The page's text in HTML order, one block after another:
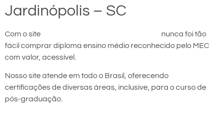
Jardinópolis – SC
Com o site
nunca foi tão
fácil comprar diploma ensino médio reconhecido pelo MEC
com valor, acessível.
Nosso site atende em todo o Brasil, oferecendo
certificações de diversas áreas, inclusive, para o curso de
pós-graduação.